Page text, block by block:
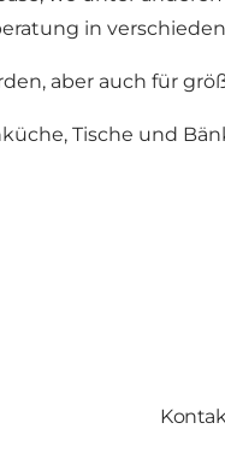
in
aber auch für
Tische und